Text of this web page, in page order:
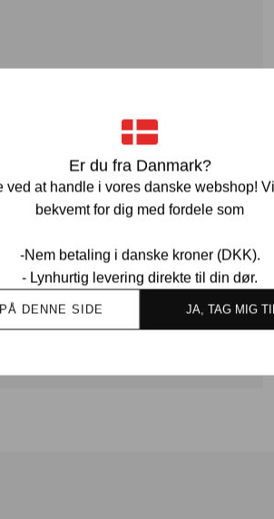
Er du fra Danmark?
ved at handle i vores danske webshop!
bekvemt for dig med fordele som
-Nem betaling i danske kroner (DKK).
- Lynhurtig levering direkte til din dør.
DENNE SIDE JA, TAG MIG